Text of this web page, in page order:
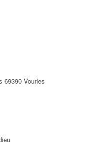
69390 Vourles